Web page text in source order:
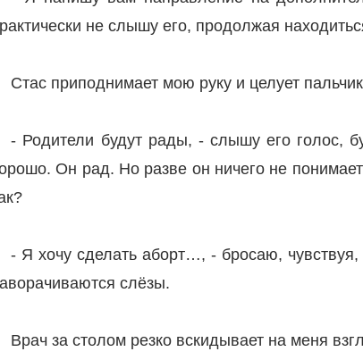
не слышу его, продолжая
Стас приподнимает мою руку и целует
- Родители будут рады, - слышу его голос,
Он рад. Но разве он ничего не
- Я хочу сделать аборт…, - бросаю,
слёзы.
Врач за столом резко вскидывает на меня